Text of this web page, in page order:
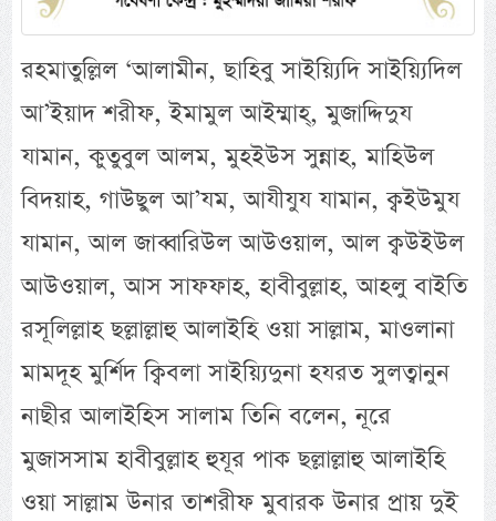
রহমাতুল্লিল ‘আলামীন, ছাহিবু সাইয়্যিদি সাইয়্যিদিল
আ’ইয়াদ শরীফ, ইমামুল আইম্মাহ্, মুজাদ্দিদুয
যামান, কুতুবুল আলম, মুহইউস সুন্নাহ, মাহিউল
বিদয়াহ, গাউছুল আ’যম, আযীযুয যামান, ক্বইউমুয
যামান, আল জাব্বারিউল আউওয়াল, আল ক্বউইউল
আউওয়াল, আস সাফফাহ, হাবীবুল্লাহ, আহলু বাইতি
রসূলিল্লাহ ছল্লাল্লাহু আলাইহি ওয়া সাল্লাম, মাওলানা
মামদূহ মুর্শিদ ক্বিবলা সাইয়্যিদুনা হযরত সুলত্বানুন
নাছীর আলাইহিস সালাম তিনি বলেন, নূরে
মুজাসসাম হাবীবুল্লাহ হুযূর পাক ছল্লাল্লাহু আলাইহি
ওয়া সাল্লাম উনার তাশরীফ মুবারক উনার প্রায় দুই